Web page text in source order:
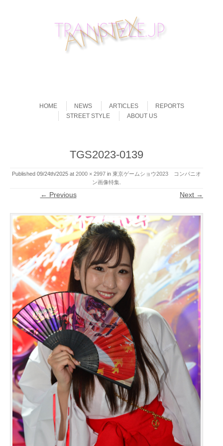
HOME
NEWS ARTICLES
REPORTS
STREET STYLE
ABOUT US
TGS2023-0139
Published 09/24th/2025 at 2000 × 2997 in 東京ゲームショウ2023 コンパニオ
ン画像特集
← Previous Next →